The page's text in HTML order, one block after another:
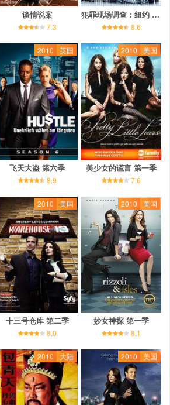
谈情说案
7.3
犯罪现场调查：纽约 第七季
8.6
2010 英国
飞天大盗 第六季
8.9
2010 美国
美少女的谎言 第一季
7.6
2010 美国
十三号仓库 第二季
8.0
2010 美国
妙女神探 第一季
8.1
2010 大陆 2010 美国